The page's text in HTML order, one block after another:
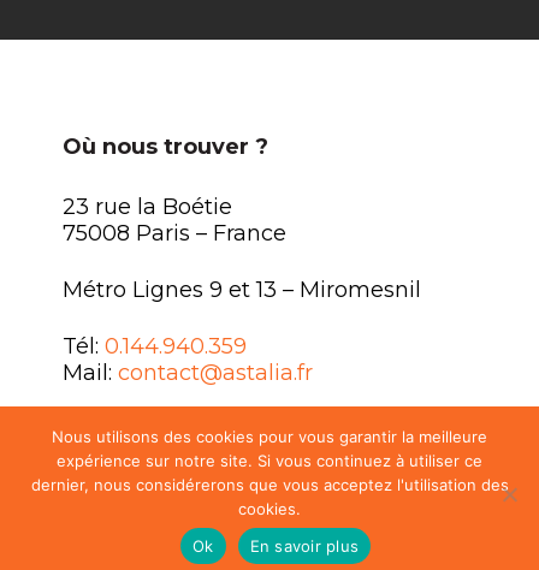
Où nous trouver ?
23 rue la Boétie
75008 Paris – France
Métro Lignes 9 et 13 – Miromesnil
Tél:0.144.940.359
Mail:contact@astalia.fr
MENTIONS LÉGALES FAQ
Nous utilisons des cookies pour vous garantir la meilleure
expérience sur notre site. Si vous continuez à utiliser ce
dernier, nous considérerons que vous acceptez l'utilisation des
cookies.
Ok
En savoir plus